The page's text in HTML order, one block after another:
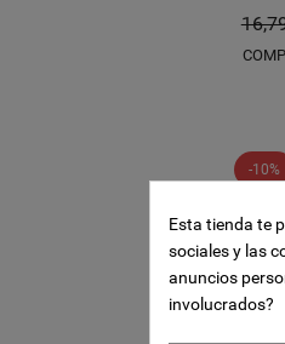
-10%
Nombre de la
Iniciar
Debe iniciar
Esta tienda te
sociales y las
anuncios
involucrados?